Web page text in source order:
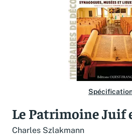
Meilleures ventes
Nos engagements
Vous n'avez pas trouvé l'article
Activez les notifications dans votre
qu'il est en
Créer une
Le Patrimoine Juif
Charles Szlakmann